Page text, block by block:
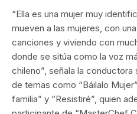
“Ella es una mujer muy
mueven a las mujeres, con
canciones y viviendo con
donde se sitúa como la voz
chileno”, señala la
de temas como “Báilalo
familia” y “Resistiré”, quien